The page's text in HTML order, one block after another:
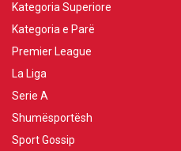
Kategoria Superiore
Kategoria e Parë
Premier League
La Liga
Serie A
Shumësportësh
Sport Gossip